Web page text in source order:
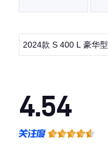
2024款 S 400 L 豪华型
4.54